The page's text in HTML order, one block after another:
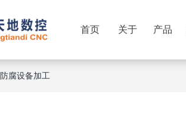
首页 关于 产品
防腐设备加工